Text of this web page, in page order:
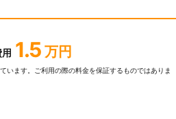
1.5 万円
います。ご利⽤の際の料⾦を保証するものではありま